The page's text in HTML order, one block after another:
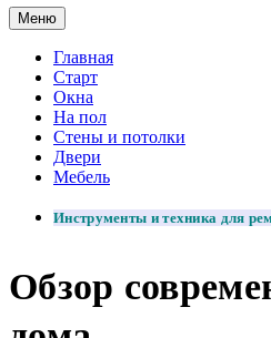
Меню
Главная
Старт
Окна
На пол
Стены и потолки
Двери
Мебель
Инструменты и техника для
Обзор